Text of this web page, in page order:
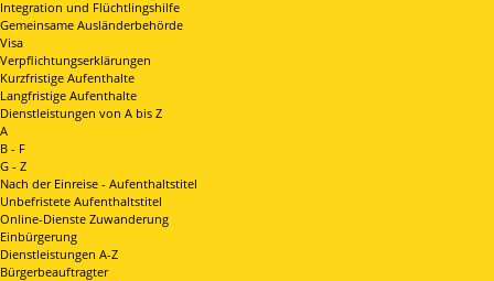
Integration und Flüchtlingshilfe
Gemeinsame Ausländerbehörde
Visa
Verpflichtungserklärungen
Kurzfristige Aufenthalte
Langfristige Aufenthalte
Dienstleistungen von A bis Z
A
B - F
G - Z
Nach der Einreise - Aufenthaltstitel
Unbefristete Aufenthaltstitel
Online-Dienste Zuwanderung
Einbürgerung
Dienstleistungen A-Z
Bürgerbeauftragter